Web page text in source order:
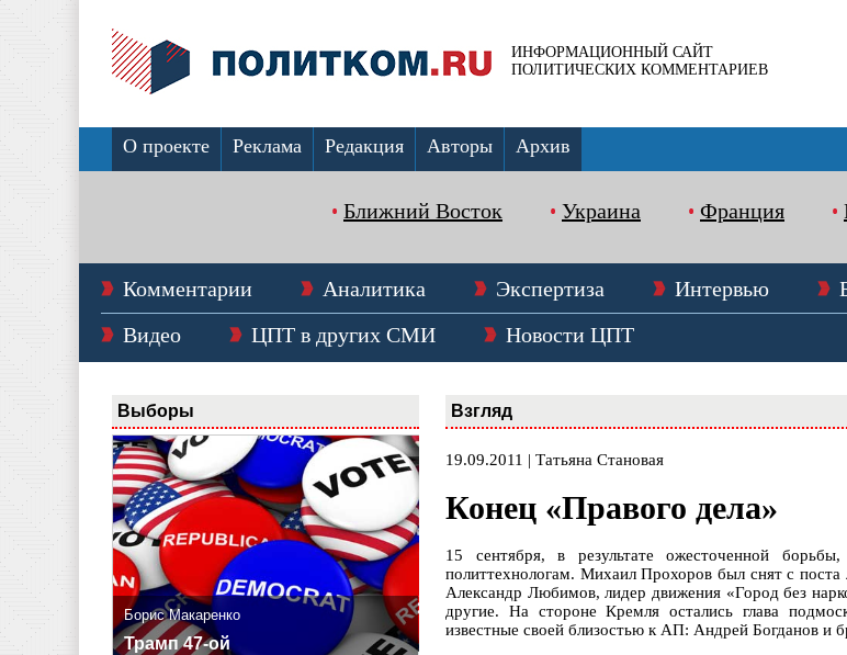
ИНФОРМАЦИОННЫЙ САЙТ
ПОЛИТИЧЕСКИХ КОММЕНТАРИЕВ
О проекте Реклама Редакция Авторы Архив
Ближний Восток Украина Франция
Комментарии Аналитика Экспертиза Интервью
Видео
ЦПТ в других СМИ Новости ЦПТ
Выборы
Борис Макаренко
Трамп 47-ой
Взгляд
19.09.2011 | Татьяна Становая
Конец «Правого дела»
15 сентября, в результате ожесточенной
политтехнологам. Михаил Прохоров был снят с
Александр Любимов, лидер движения «Город без
другие. На стороне Кремля остались глава
известные своей близостью к АП: Андрей Богданов и